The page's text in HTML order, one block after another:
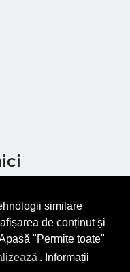
similare
de conținut și
"Permite toate"
. Informații
cookie-uri